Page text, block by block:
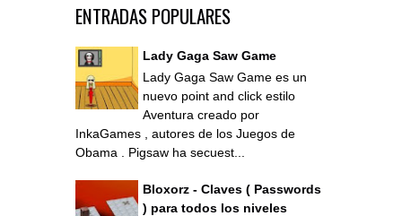
ENTRADAS POPULARES
Lady Gaga Saw Game
Lady Gaga Saw Game es un
nuevo point and click estilo
Aventura creado por
InkaGames , autores de los Juegos de
Obama . Pigsaw ha secuest...
Bloxorz - Claves ( Passwords
) para todos los niveles